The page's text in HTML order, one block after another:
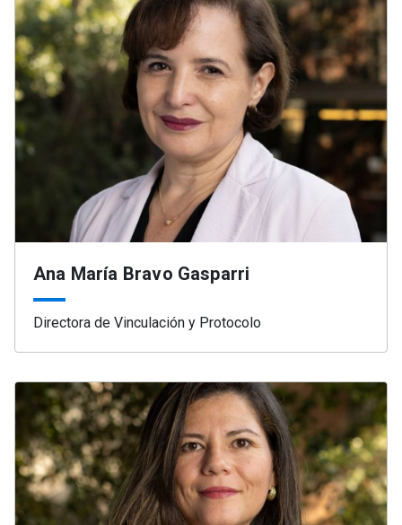
Ana María Bravo Gasparri
Directora de Vinculación y Protocolo